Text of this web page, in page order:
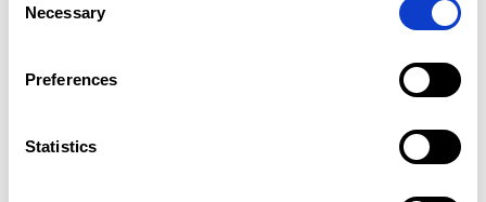
Selection
Necessary
Preferences
Statistics
możesz zaplanować trasę dokładnie tak, jak
chcesz i zatrzymywać się tam, gdzie masz
ochotę.